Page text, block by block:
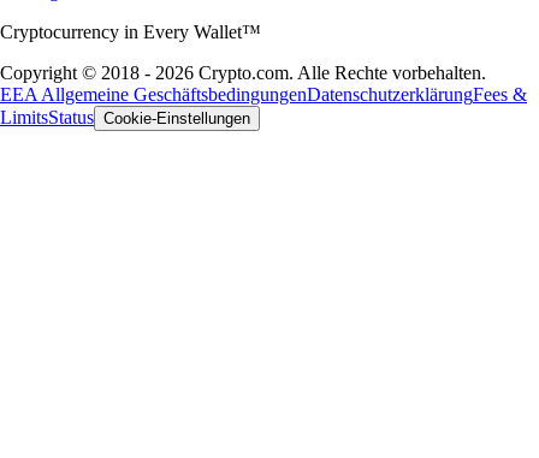
Cryptocurrency in Every Wallet™
Copyright © 2018 - 2026 Crypto.com. Alle Rechte vorbehalten.
EEA Allgemeine GeschäftsbedingungenDatenschutzerklärungFees &
LimitsStatus Cookie-Einstellungen